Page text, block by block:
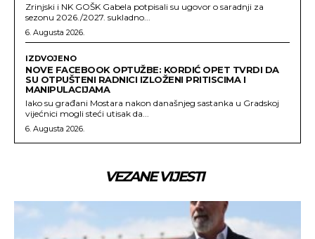
Zrinjski i NK GOŠK Gabela potpisali su ugovor o saradnji za
sezonu 2026./2027. sukladno...
6. Augusta 2026.
IZDVOJENO
NOVE FACEBOOK OPTUŽBE: KORDIĆ OPET TVRDI DA
SU OTPUŠTENI RADNICI IZLOŽENI PRITISCIMA I
MANIPULACIJAMA
Iako su građani Mostara nakon današnjeg sastanka u Gradskoj
vijećnici mogli steći utisak da...
6. Augusta 2026.
VEZANE VIJESTI